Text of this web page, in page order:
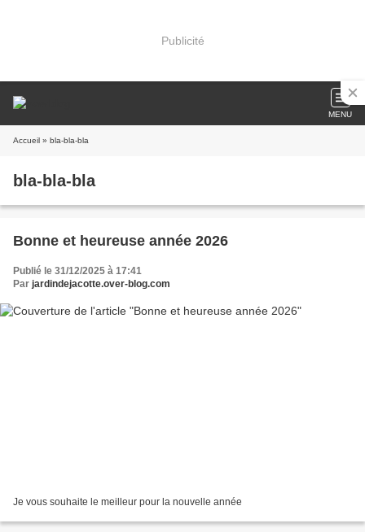
Publicité
MENU
Accueil » bla-bla-bla
bla-bla-bla
Bonne et heureuse année 2026
Publié le 31/12/2025 à 17:41
Par jardindejacotte.over-blog.com
Je vous souhaite le meilleur pour la nouvelle année